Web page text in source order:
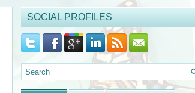
SOCIAL PROFILES